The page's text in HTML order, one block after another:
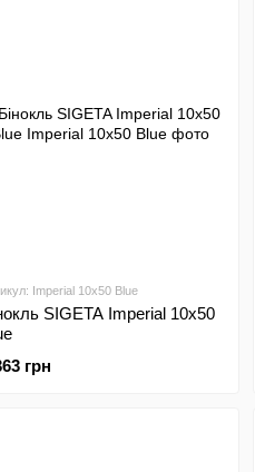
Imperial 10x50 Blue
SIGETA Imperial 10x50
грн